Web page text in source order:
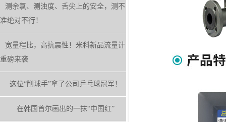
测余氯、测浊度、舌尖上的安全，测不
准绝对不行！
宽量程比，高抗震性！米科新品流量计
重磅来袭
这位“削球手”拿了公司乒乓球冠军！
在韩国首尔画出的一抹“中国红”